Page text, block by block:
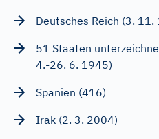
Deutsches Reich (3. 11.
51 Staaten
4.-26. 6. 1945)
Spanien (416)
Irak (2. 3. 2004)